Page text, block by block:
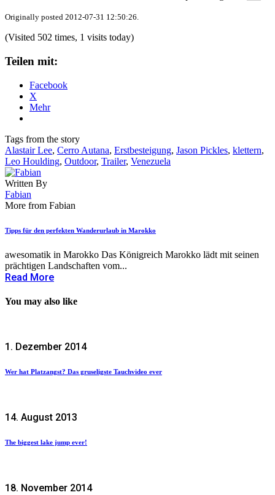
Originally posted 2012-07-31 12:50:26.
(Visited 502 times, 1 visits today)
Teilen mit:
Facebook
X
Mehr
Tags from the story
Alastair Lee, Cerro Autana, Erstbesteigung, Jason Pickles, klettern,
Leo Houlding, Outdoor, Trailer, Venezuela
Written By
Fabian
More from Fabian
Tipps für den perfekten Wanderurlaub in Marokko
awesomatik in Marokko Das Königreich Marokko lädt mit seinen
prächtigen Landschaften vom...
Read More
You may also like
1. Dezember 2014
Wer hat Platzangst? Das gruseligste Tauchvideo ever
14. August 2013
The biggest lake jump ever!
18. November 2014